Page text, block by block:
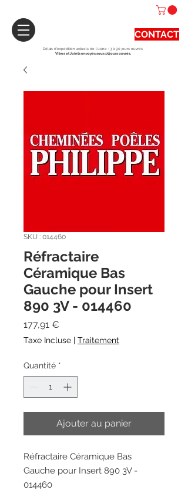
CONTACT
Délais d'expédition actuels de l'usine : 3 à 90 jours ouvrés.
Vitres et Joints envoyés sous 15 jours ouvrés.
SKU : 014460
Réfractaire
Céramique Bas
Gauche pour Insert
890 3V - 014460
177,91 €
Taxe Incluse | Traitement
Quantité *
Ajouter au panier
Réfractaire Céramique Bas
Gauche pour Insert 890 3V -
014460